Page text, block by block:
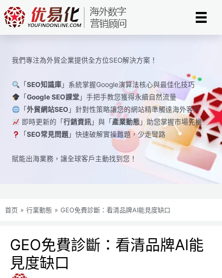
Skip
to
content
我們專注為外貿企業提供全方位SEO解決方案！
「 SEO知識庫」系統掌握Google演算法核心與最佳化技巧
「 Google SEO課堂」手把手教您獲得永續自然流量
「 外貿網站SEO 」針對性策略讓您的網站精準觸達海外客戶
即時更新的「 行銷資訊」與「 產業動態」助您掌握市場先機
「 SEO常見問題」快速破解實操難題，少走彎路
賦能出海業務，讓全球​​客戶主動找到您！
首页 » 行業動態 » GEO免費診斷：看清品牌AI能見度缺口
GEO免費診斷：看清品牌AI能
見度缺口